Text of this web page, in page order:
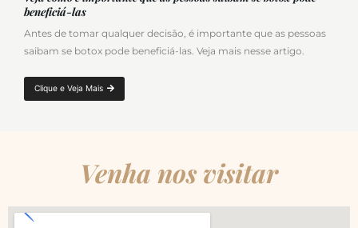
beneficiá-las
Antes de tomar qualquer decisão, é importante que as pessoas
saibam se botox pode beneficiá-las. Veja mais nesse artigo.
Clique e Veja Mais
Venha nos visitar